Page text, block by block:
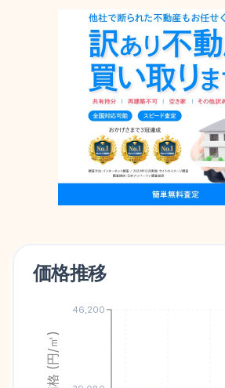
価格推移
46,200
価格 (円/㎡)